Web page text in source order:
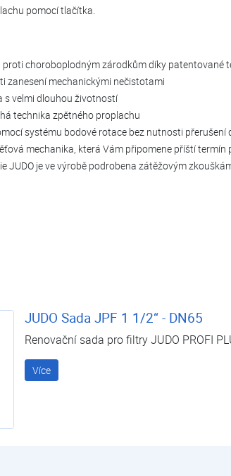
pomocí tlačítka.
choroboplodným zárodkům díky patentované
zanesení mechanickými nečistotami
s velmi dlouhou životností
technika zpětného proplachu
systému bodové rotace bez nutnosti přerušení
mechanika, která Vám připomene příští termín
JUDO je ve výrobě podrobena zátěžovým
JUDO Sada JPF 1 1/2“ - DN65
Renovační sada pro filtry JUDO PROFI
Více